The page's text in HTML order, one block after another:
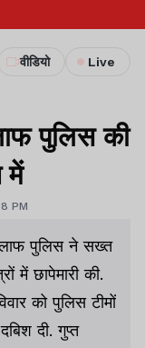
वीडियो Live
पुलिस की
में
PM
पुलिस ने सख्त
में छापेमारी की.
को पुलिस टीमों
दी. गुप्त